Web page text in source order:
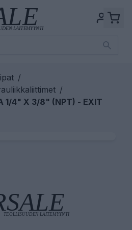
/
/
1/4" X 3/8" (NPT) - EXIT